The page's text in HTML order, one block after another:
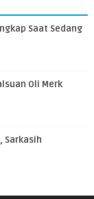
Saat Sedang
Oli Merk
Sarkasih